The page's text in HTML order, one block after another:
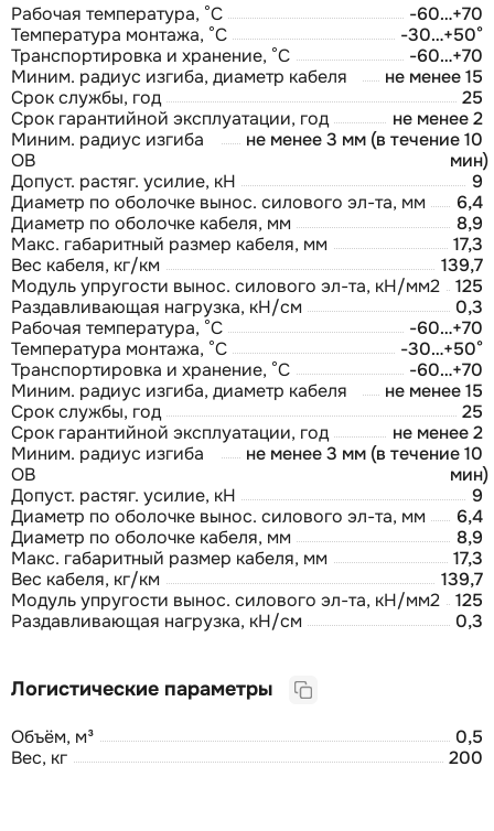
Рабочая температура, °С
-60…+70
Температура монтажа, °С
-30…+50°
Транспортировка и хранение, °С
-60…+70
Миним. радиус изгиба, диаметр кабеля
не менее 15
Срок службы, год
25
Срок гарантийной эксплуатации, год
не менее 2
Миним. радиус изгиба
ОВ
не менее 3 мм (в течение 10
мин)
Допуст. растяг. усилие, кН
9
Диаметр по оболочке вынос. силового эл-та, мм
6,4
Диаметр по оболочке кабеля, мм
8,9
Макс. габаритный размер кабеля, мм
17,3
Вес кабеля, кг/км
139,7
Модуль упругости вынос. силового эл-та, кН/мм2
125
Раздавливающая нагрузка, кН/см
0,3
Рабочая температура, °С
-60…+70
Температура монтажа, °С
-30…+50°
Транспортировка и хранение, °С
-60…+70
Миним. радиус изгиба, диаметр кабеля
не менее 15
Срок службы, год
25
Срок гарантийной эксплуатации, год
не менее 2
Миним. радиус изгиба
ОВ
не менее 3 мм (в течение 10
мин)
Допуст. растяг. усилие, кН
9
Диаметр по оболочке вынос. силового эл-та, мм
6,4
Диаметр по оболочке кабеля, мм
8,9
Макс. габаритный размер кабеля, мм
17,3
Вес кабеля, кг/км
139,7
Модуль упругости вынос. силового эл-та, кН/мм2
125
Раздавливающая нагрузка, кН/см
0,3
Логистические параметры
Объём, м³
0,5
Вес, кг
200